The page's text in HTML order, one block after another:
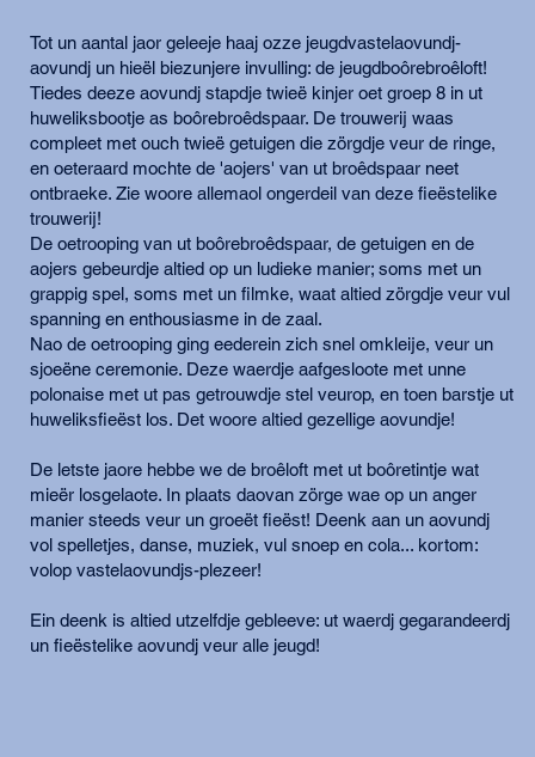
Tot un aantal jaor geleeje haaj ozze jeugdvastelaovundj-
aovundj un hieël biezunjere invulling: de jeugdboôrebroêloft!
Tiedes deeze aovundj stapdje twieë kinjer oet groep 8 in ut
huweliksbootje as boôrebroêdspaar. De trouwerij waas
compleet met ouch twieë getuigen die zörgdje veur de ringe,
en oeteraard mochte de 'aojers' van ut broêdspaar neet
ontbraeke. Zie woore allemaol ongerdeil van deze fieëstelike
trouwerij!
De oetrooping van ut boôrebroêdspaar, de getuigen en de
aojers gebeurdje altied op un ludieke manier; soms met un
grappig spel, soms met un filmke, waat altied zörgdje veur vul
spanning en enthousiasme in de zaal.
Nao de oetrooping ging eederein zich snel omkleije, veur un
sjoeëne ceremonie. Deze waerdje aafgesloote met unne
polonaise met ut pas getrouwdje stel veurop, en toen barstje ut
huweliksfieëst los. Det woore altied gezellige aovundje!
De letste jaore hebbe we de broêloft met ut boôretintje wat
mieër losgelaote. In plaats daovan zörge wae op un anger
manier steeds veur un groeët fieëst! Deenk aan un aovundj
vol spelletjes, danse, muziek, vul snoep en cola... kortom:
volop vastelaovundjs-plezeer!
Ein deenk is altied utzelfdje gebleeve: ut waerdj gegarandeerdj
un fieëstelike aovundj veur alle jeugd!